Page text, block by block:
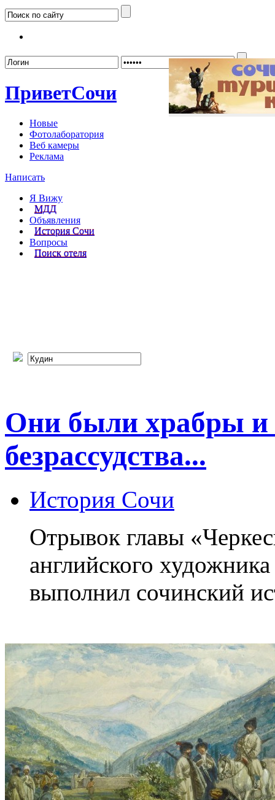
ПриветСочи
Новые
Фотолаборатория
Веб камеры
Реклама
Написать
Я Вижу
МДД
Объявления
История Сочи
Вопросы
Поиск отеля
Они были храбры и
безрассудства...
История Сочи
Отрывок главы
английского
выполнил сочинский